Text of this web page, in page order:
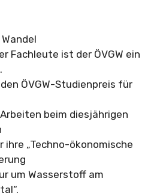
Fachleute ist der ÖVGW ein
ÖVGW-Studienpreis für
beim diesjährigen
„Techno-ökonomische
um Wasserstoff am